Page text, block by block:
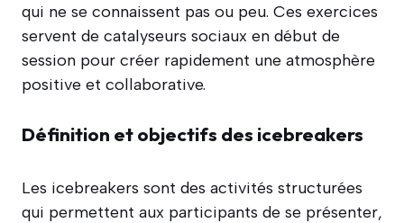
qui ne se connaissent pas ou peu. Ces exercices
servent de catalyseurs sociaux en début de
session pour créer rapidement une atmosphère
positive et collaborative.
Définition et objectifs des icebreakers
Les icebreakers sont des activités structurées
qui permettent aux participants de se présenter,